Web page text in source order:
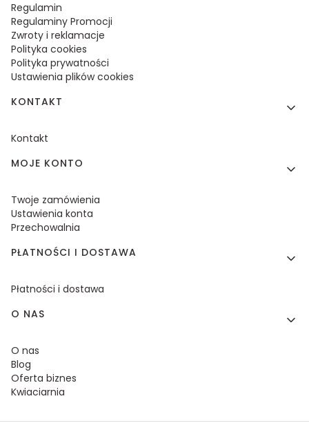
Regulamin
Regulaminy Promocji
Zwroty i reklamacje
Polityka cookies
Polityka prywatności
Ustawienia plików cookies
KONTAKT
Kontakt
MOJE KONTO
Twoje zamówienia
Ustawienia konta
Przechowalnia
PŁATNOŚCI I DOSTAWA
Płatności i dostawa
O NAS
O nas
Blog
Oferta biznes
Kwiaciarnia